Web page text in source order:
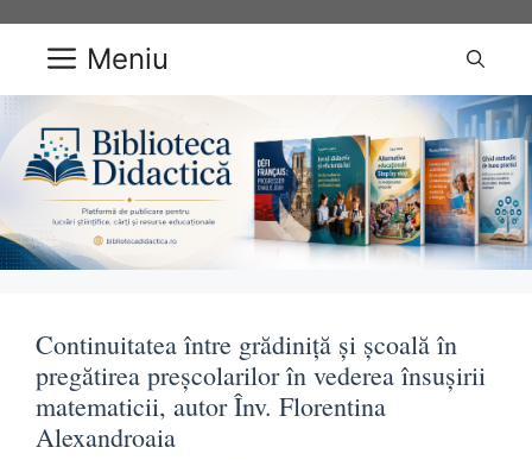
conținut Meniu
Continuitatea între grădiniţă şi şcoală în
pregătirea preşcolarilor în vederea însuşirii
matematicii, autor Înv. Florentina
Alexandroaia